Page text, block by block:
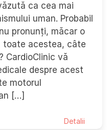
ca cea mai
uman. Probabil
pronunți, măcar o
toate acestea, câte
CardioClinic vă
despre acest
motorul
[…]
Detalii